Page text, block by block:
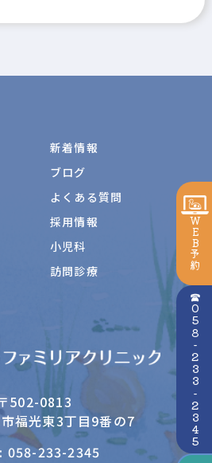
新着情報
ブログ
よくある質問
採用情報
小児科
訪問診療
502-0813
福光東3丁目9番の7
058-233-2345
WEB予約
☎058-233-2345